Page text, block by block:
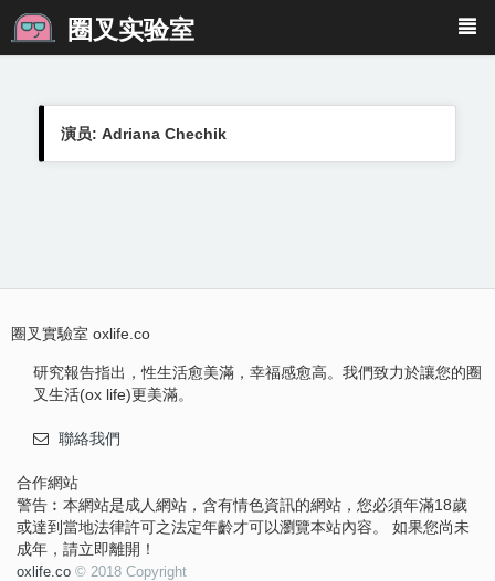
圈叉实验室
演员: Adriana Chechik
圈叉實驗室 oxlife.co
研究報告指出，性生活愈美滿，幸福感愈高。我們致力於讓您的圈
叉生活(ox life)更美滿。
聯絡我們
合作網站
警告︰本網站是成人網站，含有情色資訊的網站，您必須年滿18歲
或達到當地法律許可之法定年齡才可以瀏覽本站內容。 如果您尚未
成年，請立即離開！
oxlife.co © 2018 Copyright